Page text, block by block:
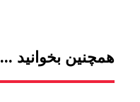
همچنین بخوانید ...